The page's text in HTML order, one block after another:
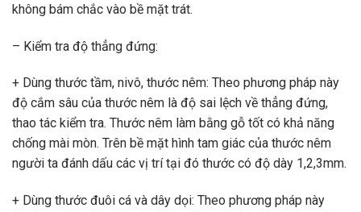
không bám chắc vào bề mặt trát.
– Kiểm tra độ thẳng đứng:
+ Dùng thước tầm, nivô, thước nêm: Theo phương pháp này
độ cắm sâu của thước nêm là độ sai lệch về thẳng đứng,
thao tác kiểm tra. Thước nêm làm bằng gỗ tốt có khả năng
chống mài mòn. Trên bề mặt hình tam giác của thước nêm
người ta đánh dấu các vị trí tại đó thước có độ dày 1,2,3mm.
+ Dùng thước đuôi cá và dây dọi: Theo phương pháp này